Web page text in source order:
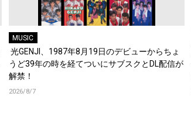
MUSIC
光GENJI、1987年8月19日のデビューからちょ
うど39年の時を経てついにサブスクとDL配信が
解禁！
2026/8/7